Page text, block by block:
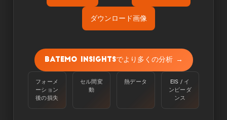
ダウンロード画像
容量は、周囲温度25℃で、100%から定電流
C/10で下限電圧に達するまで放電させて測定す
る。
Òé¿ÒâìÒâ½Òé«Òâ╝:
エネルギーは、周囲温度25℃のセルを100％か
Batemo Insightsでより多くの分析 →
フォーメ
ーション
後の損失
セル間変
動
熱データ
EIS / イ
ンピーダ
ンス